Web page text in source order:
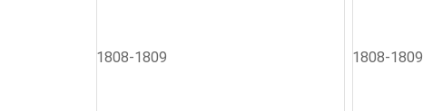
1808-1809 1808-1809